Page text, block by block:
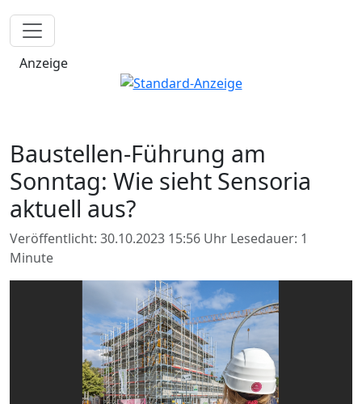
Anzeige
Baustellen-Führung am
Sonntag: Wie sieht Sensoria
aktuell aus?
Veröffentlicht: 30.10.2023 15:56 Uhr Lesedauer: 1
Minute